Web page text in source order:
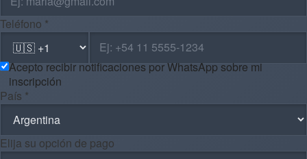
Teléfono *
Acepto recibir notificaciones por WhatsApp sobre mi
inscripción
País *
Elija su opción de pago